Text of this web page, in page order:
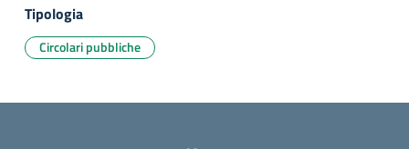
Tipologia
Circolari pubbliche